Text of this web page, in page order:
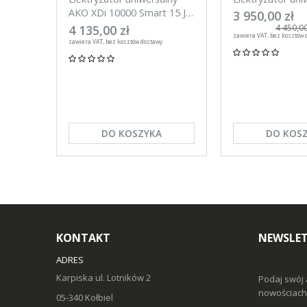
AKO XDi 10000 Smart 15 J
Aplikacja na telefon
4 135,00 zł
zawiera VAT, bez kosztów dostawy
DO KOSZYKA
AKO XDi 15000
Aplikacja na
3 950,00 zł
4
zawiera VAT, bez kosztów
DO
KONTAKT
ADRES
Karpiska ul. Lotników 2
05-340 Kołbiel
Podaj swój